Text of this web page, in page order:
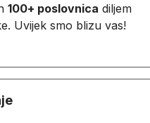
100+ poslovnica diljem
Uvijek smo blizu vas!